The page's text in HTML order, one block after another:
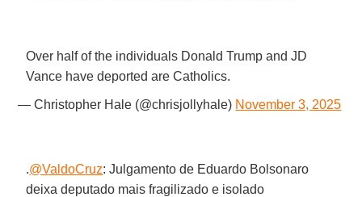
Over half of the individuals Donald Trump and JD
Vance have deported are Catholics.
— Christopher Hale (@chrisjollyhale) November 3, 2025
.@ValdoCruz: Julgamento de Eduardo Bolsonaro
deixa deputado mais fragilizado e isolado